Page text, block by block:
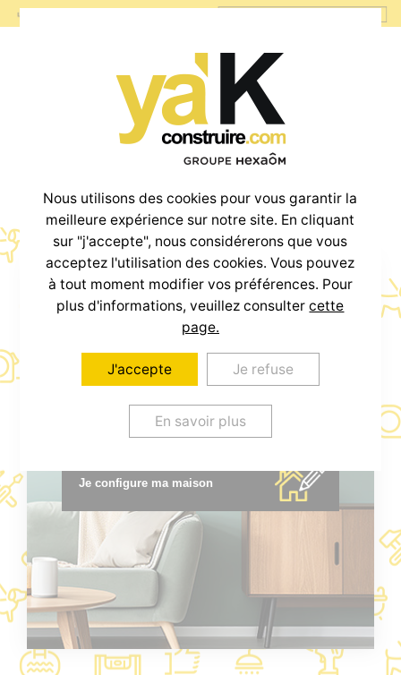
Votre projet
Maison + Terrain
à partir de
800€/mois *
* voir conditions en agence.
Je configure ma maison
Nous utilisons des cookies pour vous garantir la
meilleure expérience sur notre site. En cliquant
sur "j'accepte", nous considérerons que vous
acceptez l'utilisation des cookies. Vous pouvez
à tout moment modifier vos préférences. Pour
plus d'informations, veuillez consultercette
page.
J'accepte Je refuse
En savoir plus